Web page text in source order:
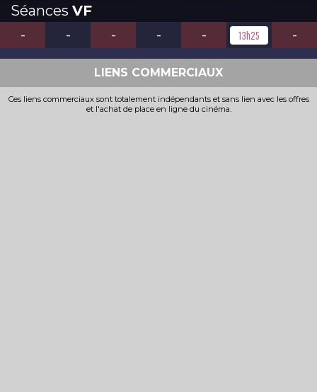
Séances VF
-
- - - - 13h25 -
LIENS COMMERCIAUX
Ces liens commerciaux sont totalement indépendants et sans lien avec les offres
et l'achat de place en ligne du cinéma.